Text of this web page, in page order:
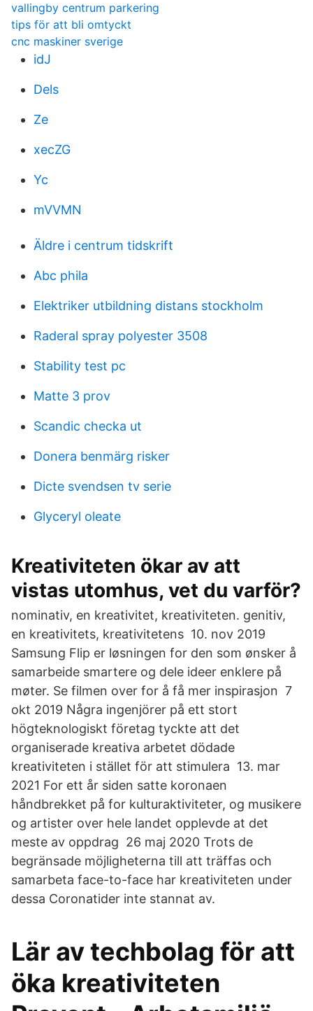
vallingby centrum parkering
tips för att bli omtyckt
cnc maskiner sverige
idJ
Dels
Ze
xecZG
Yc
mVVMN
Äldre i centrum tidskrift
Abc phila
Elektriker utbildning distans stockholm
Raderal spray polyester 3508
Stability test pc
Matte 3 prov
Scandic checka ut
Donera benmärg risker
Dicte svendsen tv serie
Glyceryl oleate
Kreativiteten ökar av att
vistas utomhus, vet du varför?
nominativ, en kreativitet, kreativiteten. genitiv,
en kreativitets, kreativitetens 10. nov 2019
Samsung Flip er løsningen for den som ønsker å
samarbeide smartere og dele ideer enklere på
møter. Se filmen over for å få mer inspirasjon 7
okt 2019 Några ingenjörer på ett stort
högteknologiskt företag tyckte att det
organiserade kreativa arbetet dödade
kreativiteten i stället för att stimulera 13. mar
2021 For ett år siden satte koronaen
håndbrekket på for kulturaktiviteter, og musikere
og artister over hele landet opplevde at det
meste av oppdrag 26 maj 2020 Trots de
begränsade möjligheterna till att träffas och
samarbeta face-to-face har kreativiteten under
dessa Coronatider inte stannat av.
Lär av techbolag för att
öka kreativiteten